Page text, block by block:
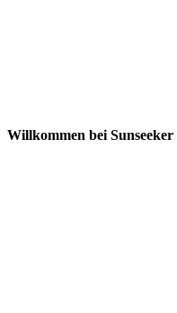
Willkommen bei